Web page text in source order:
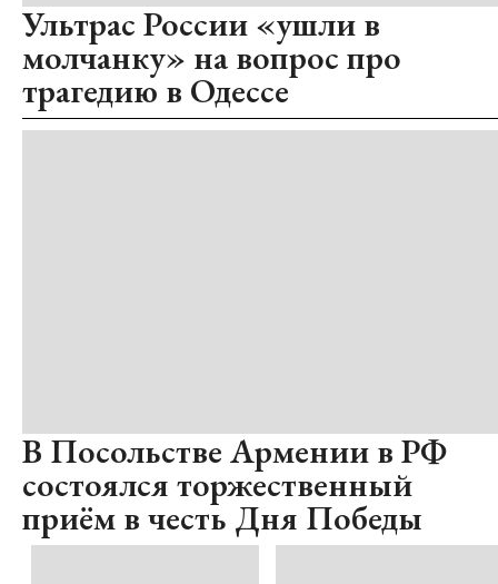
Ультрас России «ушли в
молчанку» на вопрос про
трагедию в Одессе
В Посольстве Армении в РФ
состоялся торжественный
приём в честь Дня Победы